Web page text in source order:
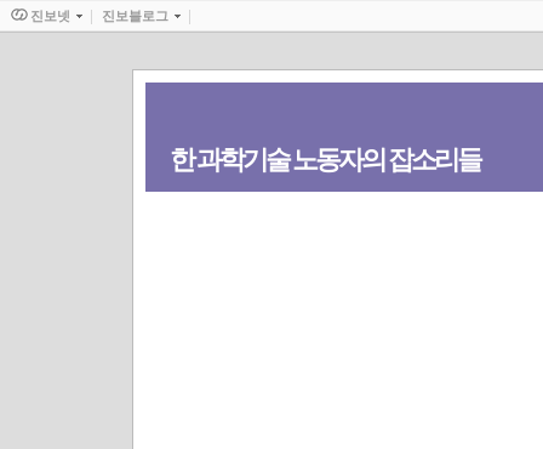
한 과학기술 노동자의 잡소리들
진보넷 진보블로그